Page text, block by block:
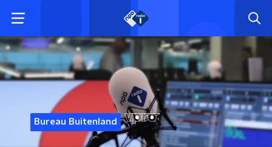
Bureau Buitenland